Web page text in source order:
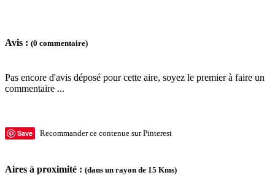
Avis : (0 commentaire)
Pas encore d'avis déposé pour cette aire, soyez le premier à faire un
commentaire ...
Save Recommander ce contenue sur Pinterest
Aires à proximité : (dans un rayon de 15 Kms)